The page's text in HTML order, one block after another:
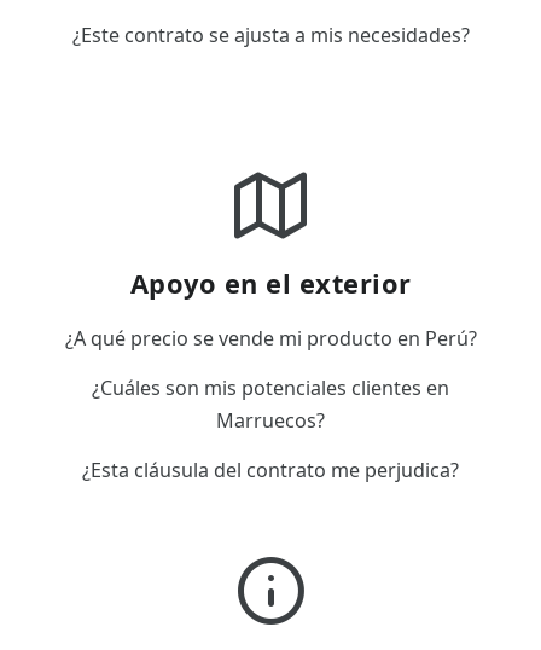
¿Este contrato se ajusta a mis necesidades?
Apoyo en el exterior
¿A qué precio se vende mi producto en Perú?
¿Cuáles son mis potenciales clientes en
Marruecos?
¿Esta cláusula del contrato me perjudica?